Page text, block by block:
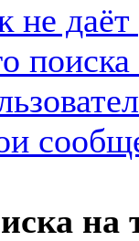
даёт
на